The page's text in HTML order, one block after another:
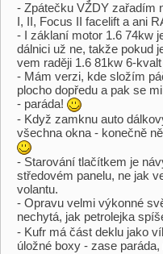
- Zpátečku VŽDY zařadím
I, II, Focus II facelift a ani
- I záklaní motor 1.6 74kw
dálnici už ne, takže pokud
vem raději 1.6 81kw 6-
- Mám verzi, kde složím
plocho dopředu a pak se
- paráda!
- Když zamknu auto
všechna okna - konečně
- Starování tlačítkem je
středovém panelu, ne jak
volantu.
- Opravu velmi výkonné
nechytá, jak petrolejka
- Kufr má část deklu jako
úložné boxy - zase